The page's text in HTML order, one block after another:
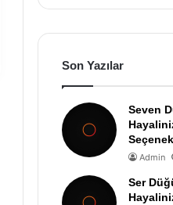
Son Yazılar
Seven
Admin
Ser